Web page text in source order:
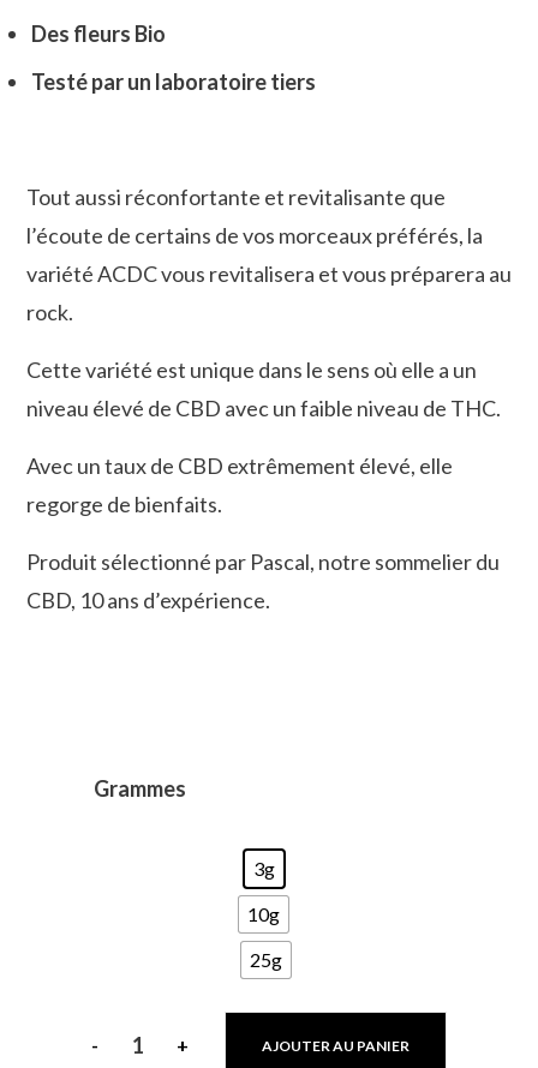
Des fleurs Bio
Testé par un laboratoire tiers
Tout aussi réconfortante et revitalisante que
l’écoute de certains de vos morceaux préférés, la
variété ACDC vous revitalisera et vous préparera au
rock.
Cette variété est unique dans le sens où elle a un
niveau élevé de CBD avec un faible niveau de THC.
Avec un taux de CBD extrêmement élevé, elle
regorge de bienfaits.
Produit sélectionné par Pascal, notre sommelier du
CBD, 10 ans d’expérience.
Grammes
3g
10g
25g
- + AJOUTER AU PANIER